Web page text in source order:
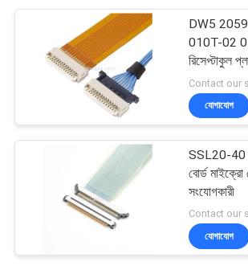
DW5
010T-02
রিসেপ্টাকুল
কোএক্সিয়াল
যোগাযোগ
SSL20-40
বোর্ড মাইক্রো
সংযোগকারী
যোগাযোগ